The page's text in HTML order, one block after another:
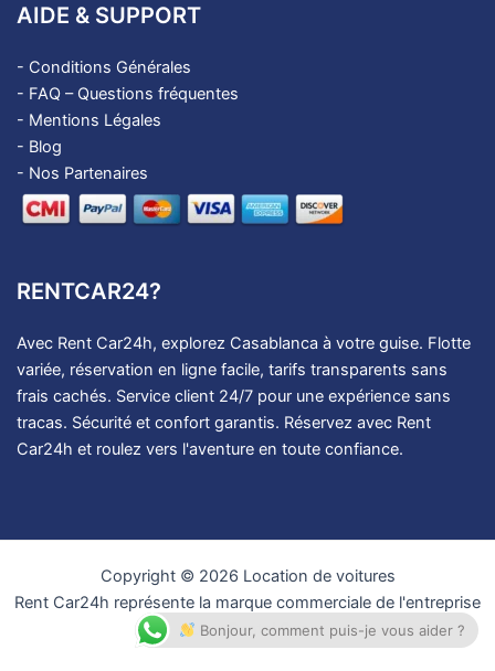
AIDE & SUPPORT
- Conditions Générales
- FAQ – Questions fréquentes
- Mentions Légales
- Blog
- Nos Partenaires
RENTCAR24?
Avec Rent Car24h, explorez Casablanca à votre guise. Flotte
variée, réservation en ligne facile, tarifs transparents sans
frais cachés. Service client 24/7 pour une expérience sans
tracas. Sécurité et confort garantis. Réservez avec Rent
Car24h et roulez vers l'aventure en toute confiance.
Copyright © 2026 Location de voitures
Rent Car24h représente la marque commerciale de l'entreprise
Luxe Rental Car
Bonjour, comment puis-je vous aider ?